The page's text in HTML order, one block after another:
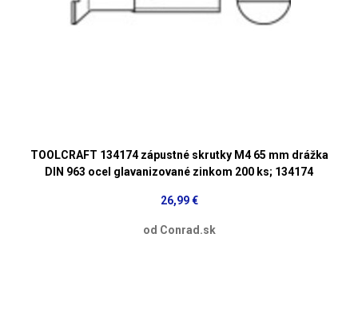
TOOLCRAFT 134174 zápustné skrutky M4 65 mm drážka
DIN 963 ocel glavanizované zinkom 200 ks; 134174
26,99 €
od Conrad.sk